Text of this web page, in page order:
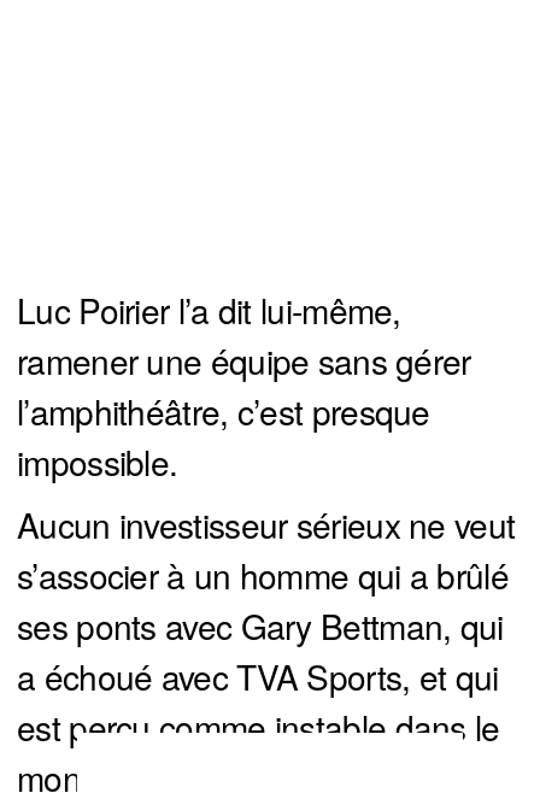
Luc Poirier l’a dit lui-même,
ramener une équipe sans gérer
l’amphithéâtre, c’est presque
impossible.
Aucun investisseur sérieux ne veut
s’associer à un homme qui a brûlé
ses ponts avec Gary Bettman, qui
a échoué avec TVA Sports, et qui
est perçu comme instable dans le
monde des affaires.